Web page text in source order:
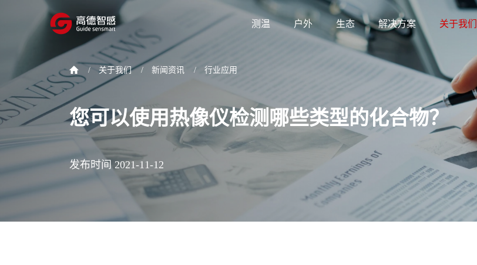
测温 户外 生态 解决方案 关于我们
/ 关于我们 / 新闻资讯 / 行业应用
您可以使用热像仪检测哪些类型的化合物？
发布时间 2021-11-12